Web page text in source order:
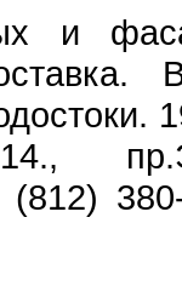
и
(812)